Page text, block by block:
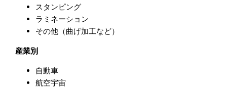
スタンピング
ラミネーション
その他（曲げ加工など）
産業別
自動車
航空宇宙